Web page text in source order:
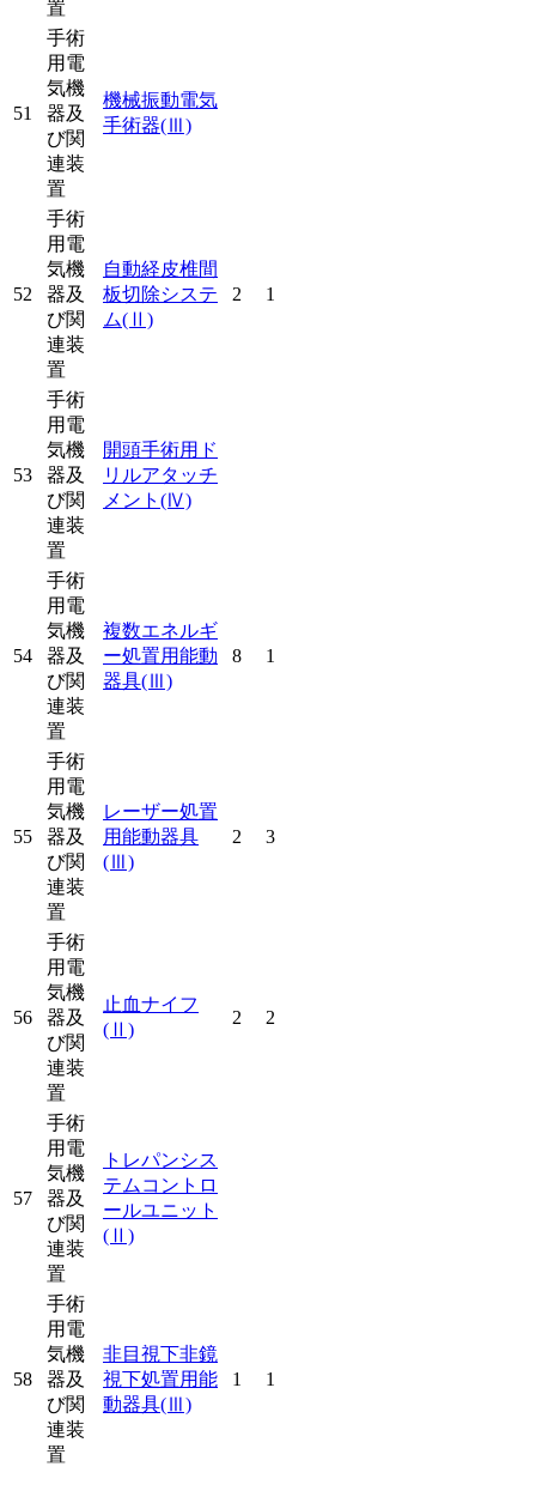
置
51
手術
用電
気機
器及
び関
連装
置
機械振動電気
手術器(Ⅲ)
52
手術
用電
気機
器及
び関
連装
置
自動経皮椎間
板切除システ
ム(Ⅱ)
2 1
53
手術
用電
気機
器及
び関
連装
置
開頭手術用ド
リルアタッチ
メント (Ⅳ)
54
手術
用電
気機
器及
び関
連装
置
複数エネルギ
ー処置用能動
器具(Ⅲ)
8 1
55
手術
用電
気機
器及
び関
連装
置
レーザー処置
用能動器具
(Ⅲ)
2 3
56
手術
用電
気機
器及
び関
連装
置
止血ナイフ
(Ⅱ)
2 2
57
手術
用電
気機
器及
び関
連装
置
トレパンシス
テムコントロ
ールユニット
(Ⅱ)
58
手術
用電
気機
器及
び関
連装
置
非目視下非鏡
視下処置用能
動器具(Ⅲ)
1 1